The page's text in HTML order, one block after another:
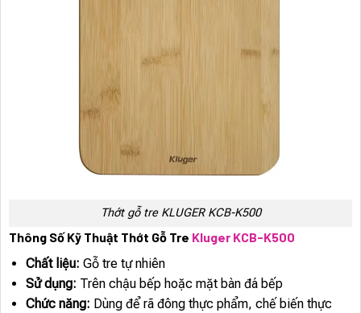
Thớt gỗ tre KLUGER KCB-K500
Thông Số Kỹ Thuật Thớt Gỗ Tre Kluger KCB-K500
Chất liệu: Gỗ tre tự nhiên
Sử dụng: Trên chậu bếp hoặc mặt bàn đá bếp
Chức năng: Dùng để rã đông thực phẩm, chế biến thực